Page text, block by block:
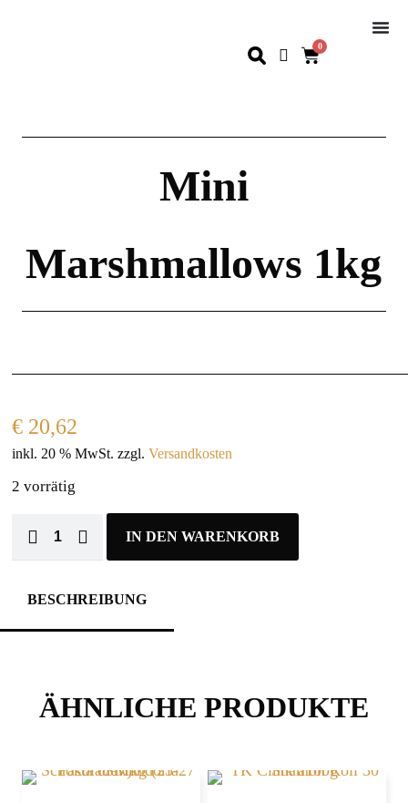
0
Mini
Marshmallows 1kg
€ 20,62
inkl. 20 % MwSt. zzgl.Versandkosten
2 vorrätig
IN DEN WARENKORB
BESCHREIBUNG
ÄHNLICHE PRODUKTE